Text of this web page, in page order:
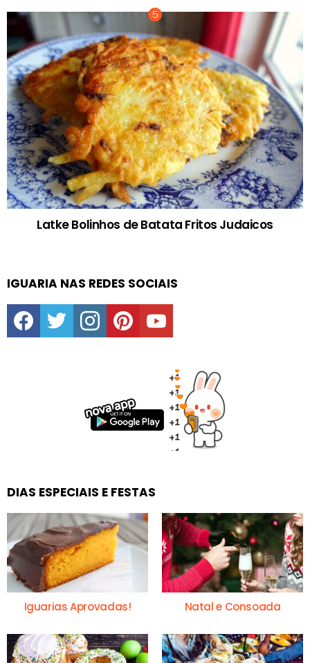
Latke Bolinhos de Batata Fritos Judaicos
IGUARIA NAS REDES SOCIAIS
facebooktwitter instagrampinterestyoutube
DIAS ESPECIAIS E FESTAS
Iguarias Aprovadas! Natal e Consoada